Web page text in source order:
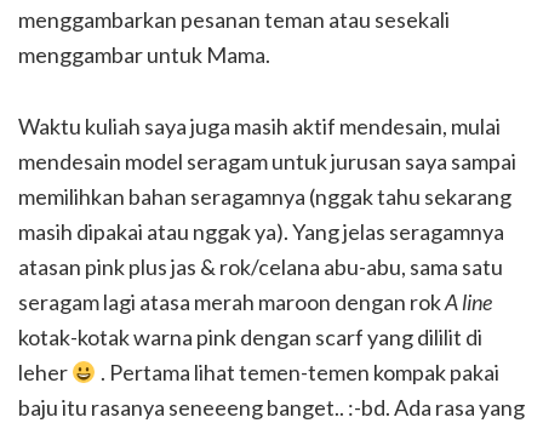
menggambarkan pesanan teman atau sesekali
menggambar untuk Mama.
Waktu kuliah saya juga masih aktif mendesain, mulai
mendesain model seragam untuk jurusan saya sampai
memilihkan bahan seragamnya (nggak tahu sekarang
masih dipakai atau nggak ya). Yang jelas seragamnya
atasan pink plus jas & rok/celana abu-abu, sama satu
seragam lagi atasa merah maroon dengan rokA line
kotak-kotak warna pink dengan scarf yang dililit di
leher
. Pertama lihat temen-temen kompak pakai
baju itu rasanya seneeeng banget.. :-bd. Ada rasa yang